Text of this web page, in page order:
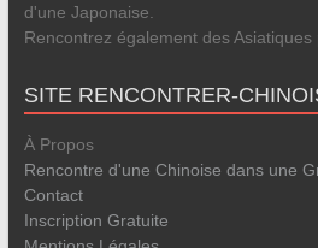
d'une Japonaise.
Rencontrez également des Asiatiques
SITE RENCONTRER-
À Propos
Rencontre d'une Chinoise dans une
Contact
Inscription Gratuite